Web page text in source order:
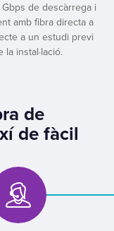
de descàrrega i
amb fibra directa a
a un estudi previ
instal·lació.
de
de fàcil